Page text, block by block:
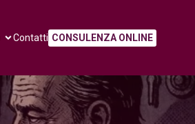
Contatti CONSULENZA ONLINE